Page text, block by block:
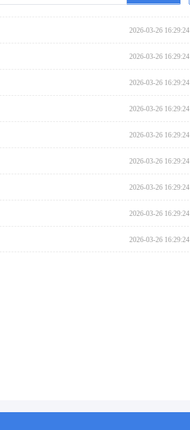
2026-03-26 16:29:24
2026-03-26 16:29:24
2026-03-26 16:29:24
2026-03-26 16:29:24
2026-03-26 16:29:24
2026-03-26 16:29:24
2026-03-26 16:29:24
2026-03-26 16:29:24
2026-03-26 16:29:24